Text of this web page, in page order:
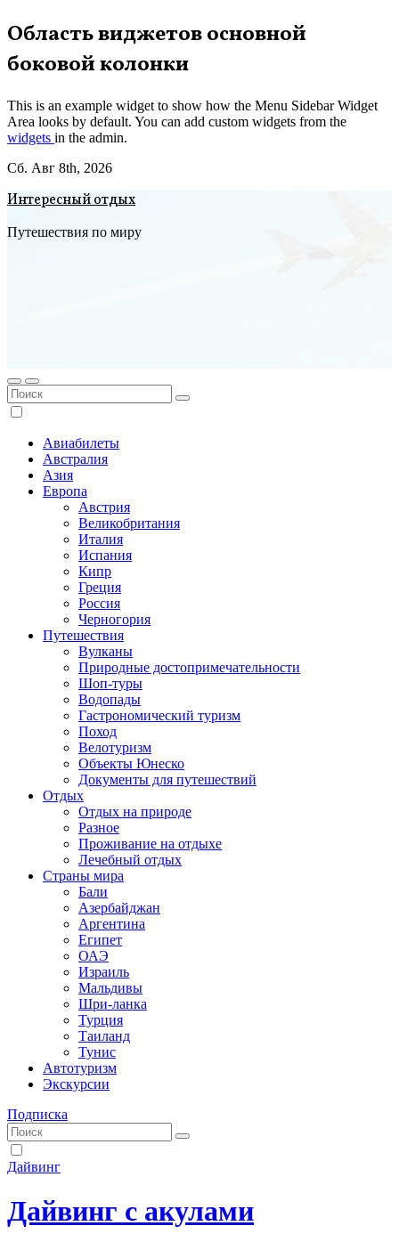
Перейти
к
содержимому
Область виджетов основной
боковой колонки
This is an example widget to show how the Menu Sidebar Widget
Area looks by default. You can add custom widgets from the
widgets in the admin.
Сб. Авг 8th, 2026
Интересный отдых
Путешествия по миру
Авиабилеты
Австралия
Азия
Европа
Австрия
Великобритания
Италия
Испания
Кипр
Греция
Россия
Черногория
Путешествия
Вулканы
Природные достопримечательности
Шоп-туры
Водопады
Гастрономический туризм
Поход
Велотуризм
Объекты Юнеско
Документы для путешествий
Отдых
Отдых на природе
Разное
Проживание на отдыхе
Лечебный отдых
Страны мира
Бали
Азербайджан
Аргентина
Египет
ОАЭ
Израиль
Мальдивы
Шри-ланка
Турция
Таиланд
Тунис
Автотуризм
Экскурсии
Подписка
Дайвинг
Дайвинг с акулами